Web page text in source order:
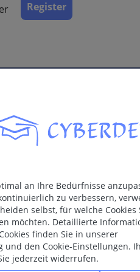
Prädisposition
dunkelhäutigen
während der
Register
an Ihre Bedürfnisse
zu verbessern,
selbst, für welche Cookies
möchten. Detaillierte
finden Sie in unserer
und den Cookie-Einstellungen.
jederzeit widerrufen.
hEduLearnIt editorial
Redaktionsgruppe -
Burg, M.D. - Konzept und
Djamei, Zürich.
reserved.
|Unterstützt